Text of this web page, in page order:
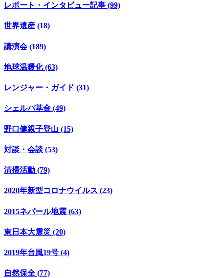
レポート・インタビュー記事 (99)
世界遺産 (18)
講演会 (189)
地球温暖化 (63)
レンジャー・ガイド (31)
シェルパ基金 (49)
野口健親子登山 (15)
対談・会談 (53)
清掃活動 (79)
2020年新型コロナウイルス (23)
2015ネパール地震 (63)
東日本大震災 (20)
2019年台風19号 (4)
自然保全 (77)